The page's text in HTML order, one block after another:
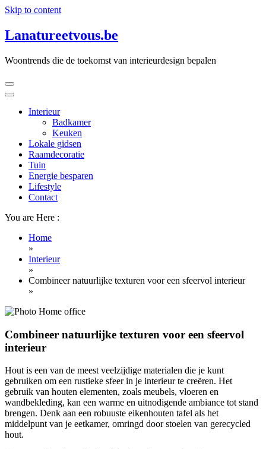
Skip to content
Lanatureetvous.be
Woontrends die de toekomst van interieurdesign bepalen
Interieur
Badkamer
Keuken
Lokale gidsen
Raamdecoratie
Tuin
Energie besparen
Lifestyle
Contact
You are Here :
Home
»
Interieur
»
Combineer natuurlijke texturen voor een sfeervol interieur
»
Combineer natuurlijke texturen voor een sfeervol
interieur
Hout is een van de meest veelzijdige materialen die je kunt
gebruiken om een rustieke sfeer in je interieur te creëren. Het
gebruik van houten elementen, zoals meubels, vloeren en
wandbekleding, kan een warme en uitnodigende ambiance tot stand
brengen. Denk aan een robuuste eikenhouten tafel als het
middelpunt van je eetkamer, omringd door stoelen van gerecycled
hout.